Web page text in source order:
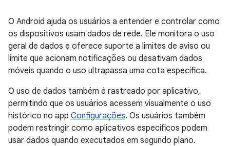
O Android ajuda os usuários a entender e controlar como
os dispositivos usam dados de rede. Ele monitora o uso
geral de dados e oferece suporte a limites de aviso ou
limite que acionam notificações ou desativam dados
móveis quando o uso ultrapassa uma cota específica.
O uso de dados também é rastreado por aplicativo,
permitindo que os usuários acessem visualmente o uso
histórico no app Configurações. Os usuários também
podem restringir como aplicativos específicos podem
usar dados quando executados em segundo plano.